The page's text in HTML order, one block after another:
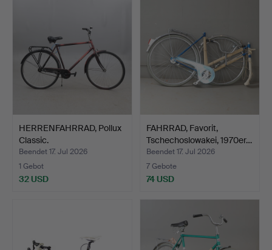
HERRENFAHRRAD, Pollux
Classic.
Beendet 17. Jul 2026
1 Gebot
32 USD
FAHRRAD, Favorit,
Tschechoslowakei, 1970er…
Beendet 17. Jul 2026
7 Gebote
74 USD